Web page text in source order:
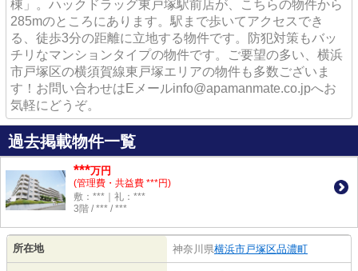
棟」。ハックドラッグ東戸塚駅前店が、こちらの物件から
285mのところにあります。駅まで歩いてアクセスでき
る、徒歩3分の距離に立地する物件です。防犯対策もバッ
チリなマンションタイプの物件です。ご要望の多い、横浜
市戸塚区の横須賀線東戸塚エリアの物件も多数ございま
す！お問い合わせはEメールinfo@apamanmate.co.jpへお
気軽にどうぞ。
過去掲載物件一覧
***万円
(管理費・共益費 ***円)
敷：***｜礼：***
3階 / *** / ***
所在地 神奈川県横浜市戸塚区品濃町